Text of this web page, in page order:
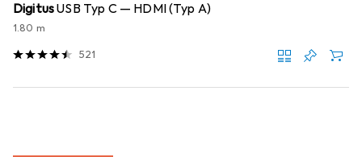
DigitusUSB Typ C — HDMI (Typ A)
1.80 m
521